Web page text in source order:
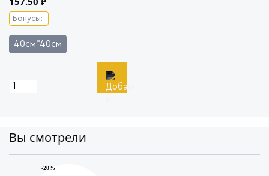
Бонусы:
40см*40см
Вы смотрели
-20%